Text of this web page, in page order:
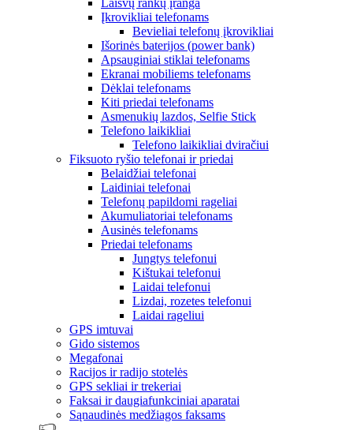
Laisvų rankų įranga
Įkrovikliai telefonams
Bevieliai telefonų įkrovikliai
Išorinės baterijos (power bank)
Apsauginiai stiklai telefonams
Ekranai mobiliems telefonams
Dėklai telefonams
Kiti priedai telefonams
Asmenukių lazdos, Selfie Stick
Telefono laikikliai
Telefono laikikliai dviračiui
Fiksuoto ryšio telefonai ir priedai
Belaidžiai telefonai
Laidiniai telefonai
Telefonų papildomi rageliai
Akumuliatoriai telefonams
Ausinės telefonams
Priedai telefonams
Jungtys telefonui
Kištukai telefonui
Laidai telefonui
Lizdai, rozetes telefonui
Laidai rageliui
GPS imtuvai
Gido sistemos
Megafonai
Racijos ir radijo stotelės
GPS sekliai ir trekeriai
Faksai ir daugiafunkciniai aparatai
Sąnaudinės medžiagos faksams